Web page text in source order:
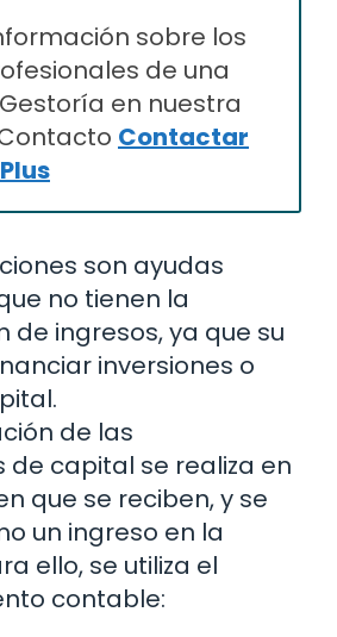
sobre los
de una
en nuestra
Contactar
son ayudas
no tienen la
de ingresos, ya que su
inversiones o
de las
de capital se realiza en
que se reciben, y se
un ingreso en la
ello, se utiliza el
contable: